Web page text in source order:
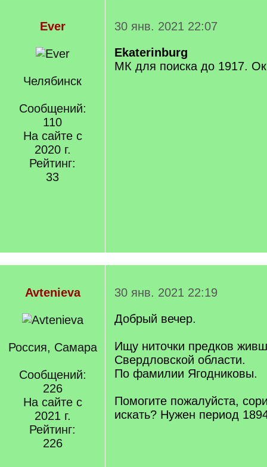
Ever
Челябинск
Сообщений:
110
На сайте с
2020 г.
Рейтинг:
33
30 янв. 2021 22:07
Ekaterinburg
МК для поиска до 1917.
Avtenieva
Россия, Самара
Сообщений:
226
На сайте с
2021 г.
Рейтинг:
226
30 янв. 2021 22:19
Добрый вечер.
Ищу ниточки предков
Свердловской области.
По фамилии Ягодниковы.
Помогите пожалуйста,
искать? Нужен период